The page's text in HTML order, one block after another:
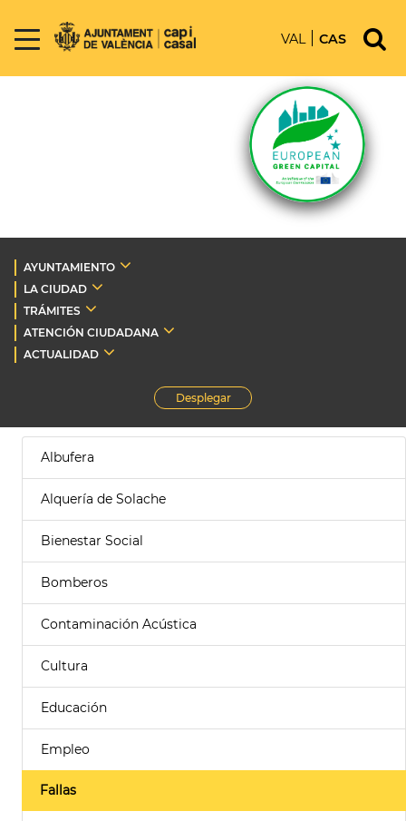
VAL CAS
AYUNTAMIENTO
LA CIUDAD
TRÁMITES
ATENCIÓN CIUDADANA
ACTUALIDAD
Desplegar
Albufera
Alquería de Solache
Bienestar Social
Bomberos
Contaminación Acústica
Cultura
Educación
Empleo
Fallas